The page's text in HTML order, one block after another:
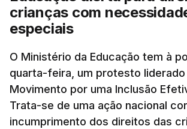
crianças com
especiais
O Ministério da Educação tem à
quarta-feira, um protesto liderado
Movimento por uma Inclusão
Trata-se de uma ação nacional
incumprimento dos direitos das